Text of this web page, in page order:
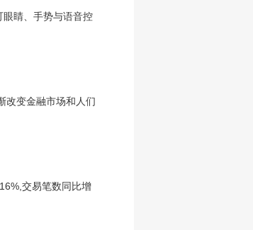
睛、手势与语音控
改变金融市场和人们
交易笔数同比增